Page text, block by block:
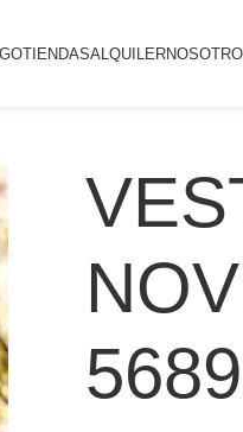
TIENDASALQUILER
5689